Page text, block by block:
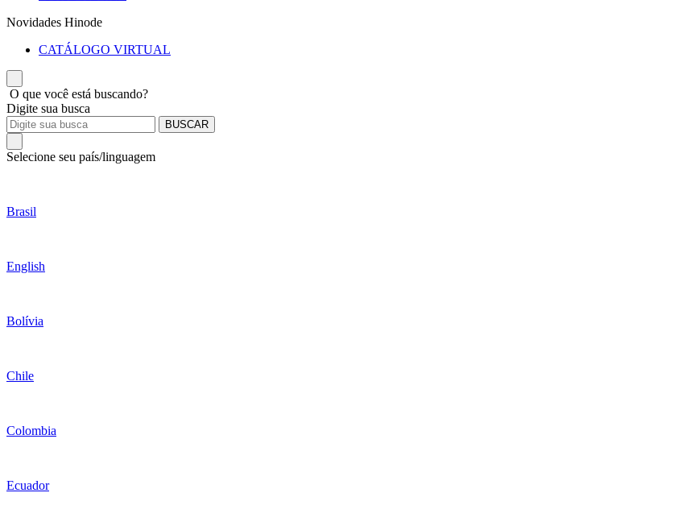
Novidades Hinode
CATÁLOGO VIRTUAL
O que você está buscando?
Digite sua busca
BUSCAR
Selecione seu país/linguagem
Brasil
English
Bolívia
Chile
Colombia
Ecuador